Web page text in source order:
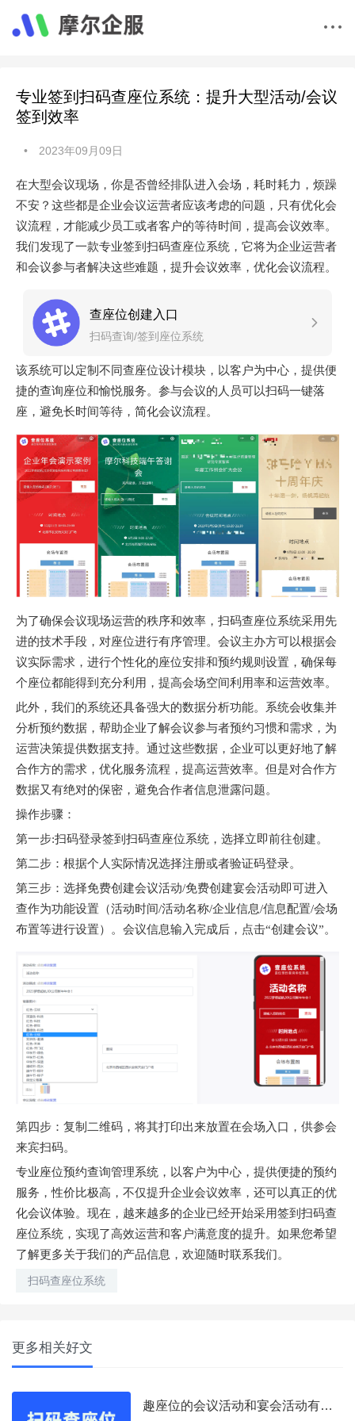
专业签到扫码查座位系统：提升大型活动/会议
签到效率
• 2023年09月09日
在大型会议现场，你是否曾经排队进入会场，耗时耗力，烦躁
不安？这些都是企业会议运营者应该考虑的问题，只有优化会
议流程，才能减少员工或者客户的等待时间，提高会议效率。
我们发现了一款专业签到扫码查座位系统，它将为企业运营者
和会议参与者解决这些难题，提升会议效率，优化会议流程。
查座位创建入口
扫码查询/签到座位系统
该系统可以定制不同查座位设计模块，以客户为中心，提供便
捷的查询座位和愉悦服务。参与会议的人员可以扫码一键落
座，避免长时间等待，简化会议流程。
为了确保会议现场运营的秩序和效率，扫码查座位系统采用先
进的技术手段，对座位进行有序管理。会议主办方可以根据会
议实际需求，进行个性化的座位安排和预约规则设置，确保每
个座位都能得到充分利用，提高会场空间利用率和运营效率。
此外，我们的系统还具备强大的数据分析功能。系统会收集并
分析预约数据，帮助企业了解会议参与者预约习惯和需求，为
运营决策提供数据支持。通过这些数据，企业可以更好地了解
合作方的需求，优化服务流程，提高运营效率。但是对合作方
数据又有绝对的保密，避免合作者信息泄露问题。
操作步骤：
第一步:扫码登录签到扫码查座位系统，选择立即前往创建。
第二步：根据个人实际情况选择注册或者验证码登录。
第三步：选择免费创建会议活动/免费创建宴会活动即可进入
查作为功能设置（活动时间/活动名称/企业信息/信息配置/会场
布置等进行设置）。会议信息输入完成后，点击“创建会议”。
第四步：复制二维码，将其打印出来放置在会场入口，供参会
来宾扫码。
专业座位预约查询管理系统，以客户为中心，提供便捷的预约
服务，性价比极高，不仅提升企业会议效率，还可以真正的优
化会议体验。现在，越来越多的企业已经开始采用签到扫码查
座位系统，实现了高效运营和客户满意度的提升。如果您希望
了解更多关于我们的产品信息，欢迎随时联系我们。
扫码查座位系统
更多相关好文
趣座位的会议活动和宴会活动有什么区别？